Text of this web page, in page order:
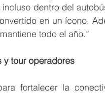
dentro del
en un ícono.
todo el año.”
y tour operadores
fortalecer la